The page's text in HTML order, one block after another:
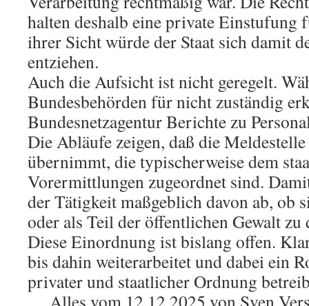
halten deshalb eine private Einstufung
ihrer Sicht würde der Staat sich damit
entziehen.
Auch die Aufsicht ist nicht geregelt.
Bundesbehörden für nicht zuständig
Bundesnetzagentur Berichte zu
Die Abläufe zeigen, daß die
übernimmt, die typischerweise dem
Vorermittlungen zugeordnet sind.
der Tätigkeit maßgeblich davon ab, ob
oder als Teil der öffentlichen Gewalt
Diese Einordnung ist bislang offen.
bis dahin weiterarbeitet und dabei ein
privater und staatlicher Ordnung
… Alles vom 12.12.2025 von Sven